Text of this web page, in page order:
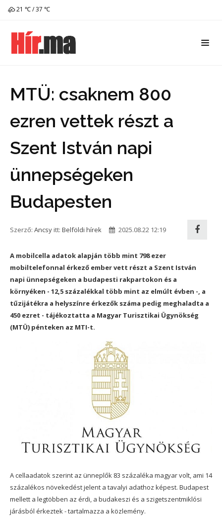
21 ℃ / 37 ℃
MTÜ: csaknem 800
ezren vettek részt a
Szent István napi
ünnepségeken
Budapesten
Szerző: Ancsy itt: Belföldi hírek 2025.08.22 12:19
A mobilcella adatok alapján több mint 798 ezer
mobiltelefonnal érkező ember vett részt a Szent István
napi ünnepségeken a budapesti rakpartokon és a
környéken - 12,5 százalékkal több mint az elmúlt évben -, a
tűzijátékra a helyszínre érkezők száma pedig meghaladta a
450 ezret - tájékoztatta a Magyar Turisztikai Ügynökség
(MTÜ) pénteken az MTI-t.
A cellaadatok szerint az ünneplők 83 százaléka magyar volt, ami 14
százalékos növekedést jelent a tavalyi adathoz képest. Budapest
mellett a legtöbben az érdi, a budakeszi és a szigetszentmiklósi
járásból érkeztek - tartalmazza a közlemény.